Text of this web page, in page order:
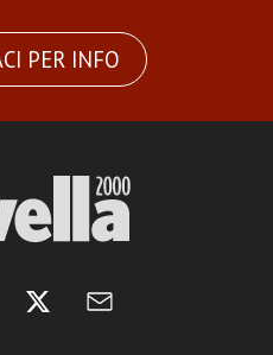
PER INFO